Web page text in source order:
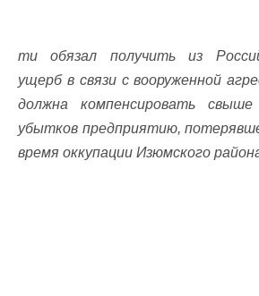
ти обязал получить из
ущерб в связи с вооруженной
должна компенсировать
убытков предприятию,
время оккупации Изюмского